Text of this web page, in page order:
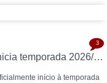
SCU Torreense inicia temporada 2026/27: Naná comanda plantel jovem
início à temporada
3